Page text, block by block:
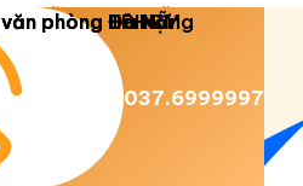
© Luật Dương Gia